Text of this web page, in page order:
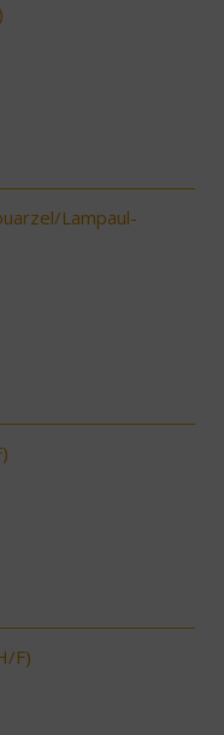
Lampaul-
F)